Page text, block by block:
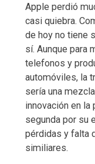
Apple perdió
casi quiebra.
de hoy no tiene
sí. Aunque para
telefonos y
automóviles, la
sería una
innovación en
segunda por su
pérdidas y falta
similiares.